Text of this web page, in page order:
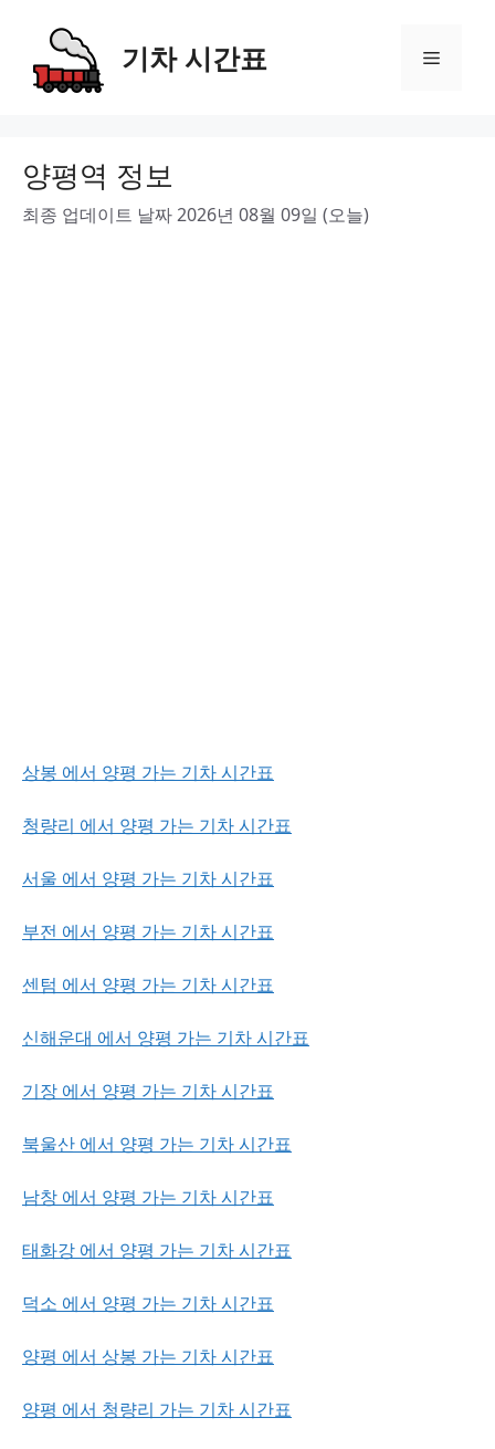
content
기차 시간표 Menu
양평역 정보
최종 업데이트 날짜 2026년 08월 09일 (오늘)
상봉 에서 양평 가는 기차 시간표
청량리 에서 양평 가는 기차 시간표
서울 에서 양평 가는 기차 시간표
부전 에서 양평 가는 기차 시간표
센텀 에서 양평 가는 기차 시간표
신해운대 에서 양평 가는 기차 시간표
기장 에서 양평 가는 기차 시간표
북울산 에서 양평 가는 기차 시간표
남창 에서 양평 가는 기차 시간표
태화강 에서 양평 가는 기차 시간표
덕소 에서 양평 가는 기차 시간표
양평 에서 상봉 가는 기차 시간표
양평 에서 청량리 가는 기차 시간표